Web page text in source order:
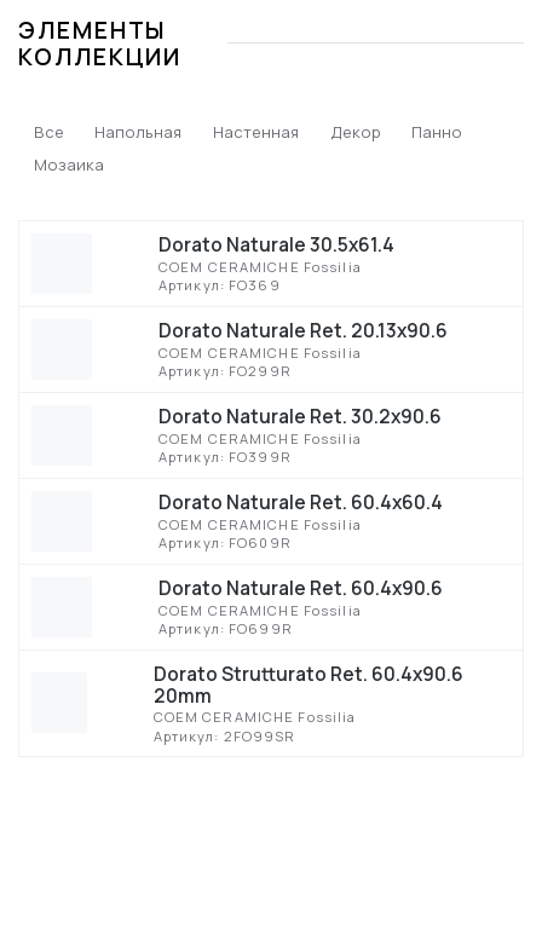
ЭЛЕМЕНТЫ
КОЛЛЕКЦИИ
Все Напольная Настенная Декор
Панно
Мозаика
Dorato Naturale 30.5x61.4
COEM CERAMICHE Fossilia
Артикул: FO369
Dorato Naturale Ret. 20.13x90.6
COEM CERAMICHE Fossilia
Артикул: FO299R
Dorato Naturale Ret. 30.2x90.6
COEM CERAMICHE Fossilia
Артикул: FO399R
Dorato Naturale Ret. 60.4x60.4
COEM CERAMICHE Fossilia
Артикул: FO609R
Dorato Naturale Ret. 60.4x90.6
COEM CERAMICHE Fossilia
Артикул: FO699R
Dorato Strutturato Ret. 60.4x90.6
20mm
COEM CERAMICHE Fossilia
Артикул: 2FO99SR